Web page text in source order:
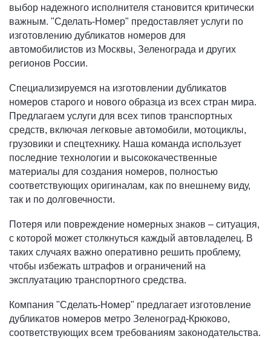
выбор надежного исполнителя становится критически
важным. "Сделать-Номер" предоставляет услуги по
изготовлению дубликатов номеров для
автомобилистов из Москвы, Зеленограда и других
регионов России.
Специализируемся на изготовлении дубликатов
номеров старого и нового образца из всех стран мира.
Предлагаем услуги для всех типов транспортных
средств, включая легковые автомобили, мотоциклы,
грузовики и спецтехнику. Наша команда использует
последние технологии и высококачественные
материалы для создания номеров, полностью
соответствующих оригиналам, как по внешнему виду,
так и по долговечности.
Потеря или повреждение номерных знаков – ситуация,
с которой может столкнуться каждый автовладелец. В
таких случаях важно оперативно решить проблему,
чтобы избежать штрафов и ограничений на
эксплуатацию транспортного средства.
Компания "Сделать-Номер" предлагает изготовление
дубликатов номеров метро Зеленоград-Крюково,
соответствующих всем требованиям законодательства.